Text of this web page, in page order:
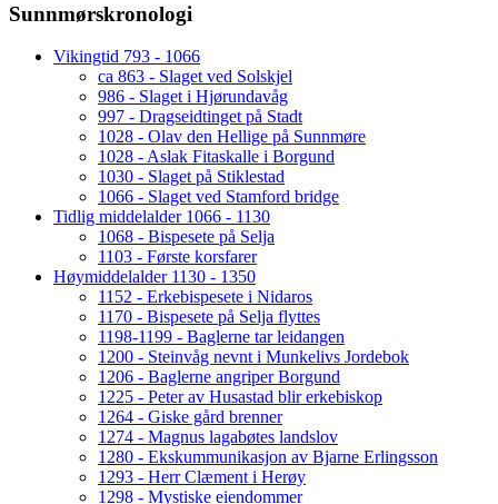
Sunnmørskronologi
Vikingtid 793 - 1066
ca 863 - Slaget ved Solskjel
986 - Slaget i Hjørundavåg
997 - Dragseidtinget på Stadt
1028 - Olav den Hellige på Sunnmøre
1028 - Aslak Fitaskalle i Borgund
1030 - Slaget på Stiklestad
1066 - Slaget ved Stamford bridge
Tidlig middelalder 1066 - 1130
1068 - Bispesete på Selja
1103 - Første korsfarer
Høymiddelalder 1130 - 1350
1152 - Erkebispesete i Nidaros
1170 - Bispesete på Selja flyttes
1198-1199 - Baglerne tar leidangen
1200 - Steinvåg nevnt i Munkelivs Jordebok
1206 - Baglerne angriper Borgund
1225 - Peter av Husastad blir erkebiskop
1264 - Giske gård brenner
1274 - Magnus lagabøtes landslov
1280 - Ekskummunikasjon av Bjarne Erlingsson
1293 - Herr Clæment i Herøy
1298 - Mystiske eiendommer